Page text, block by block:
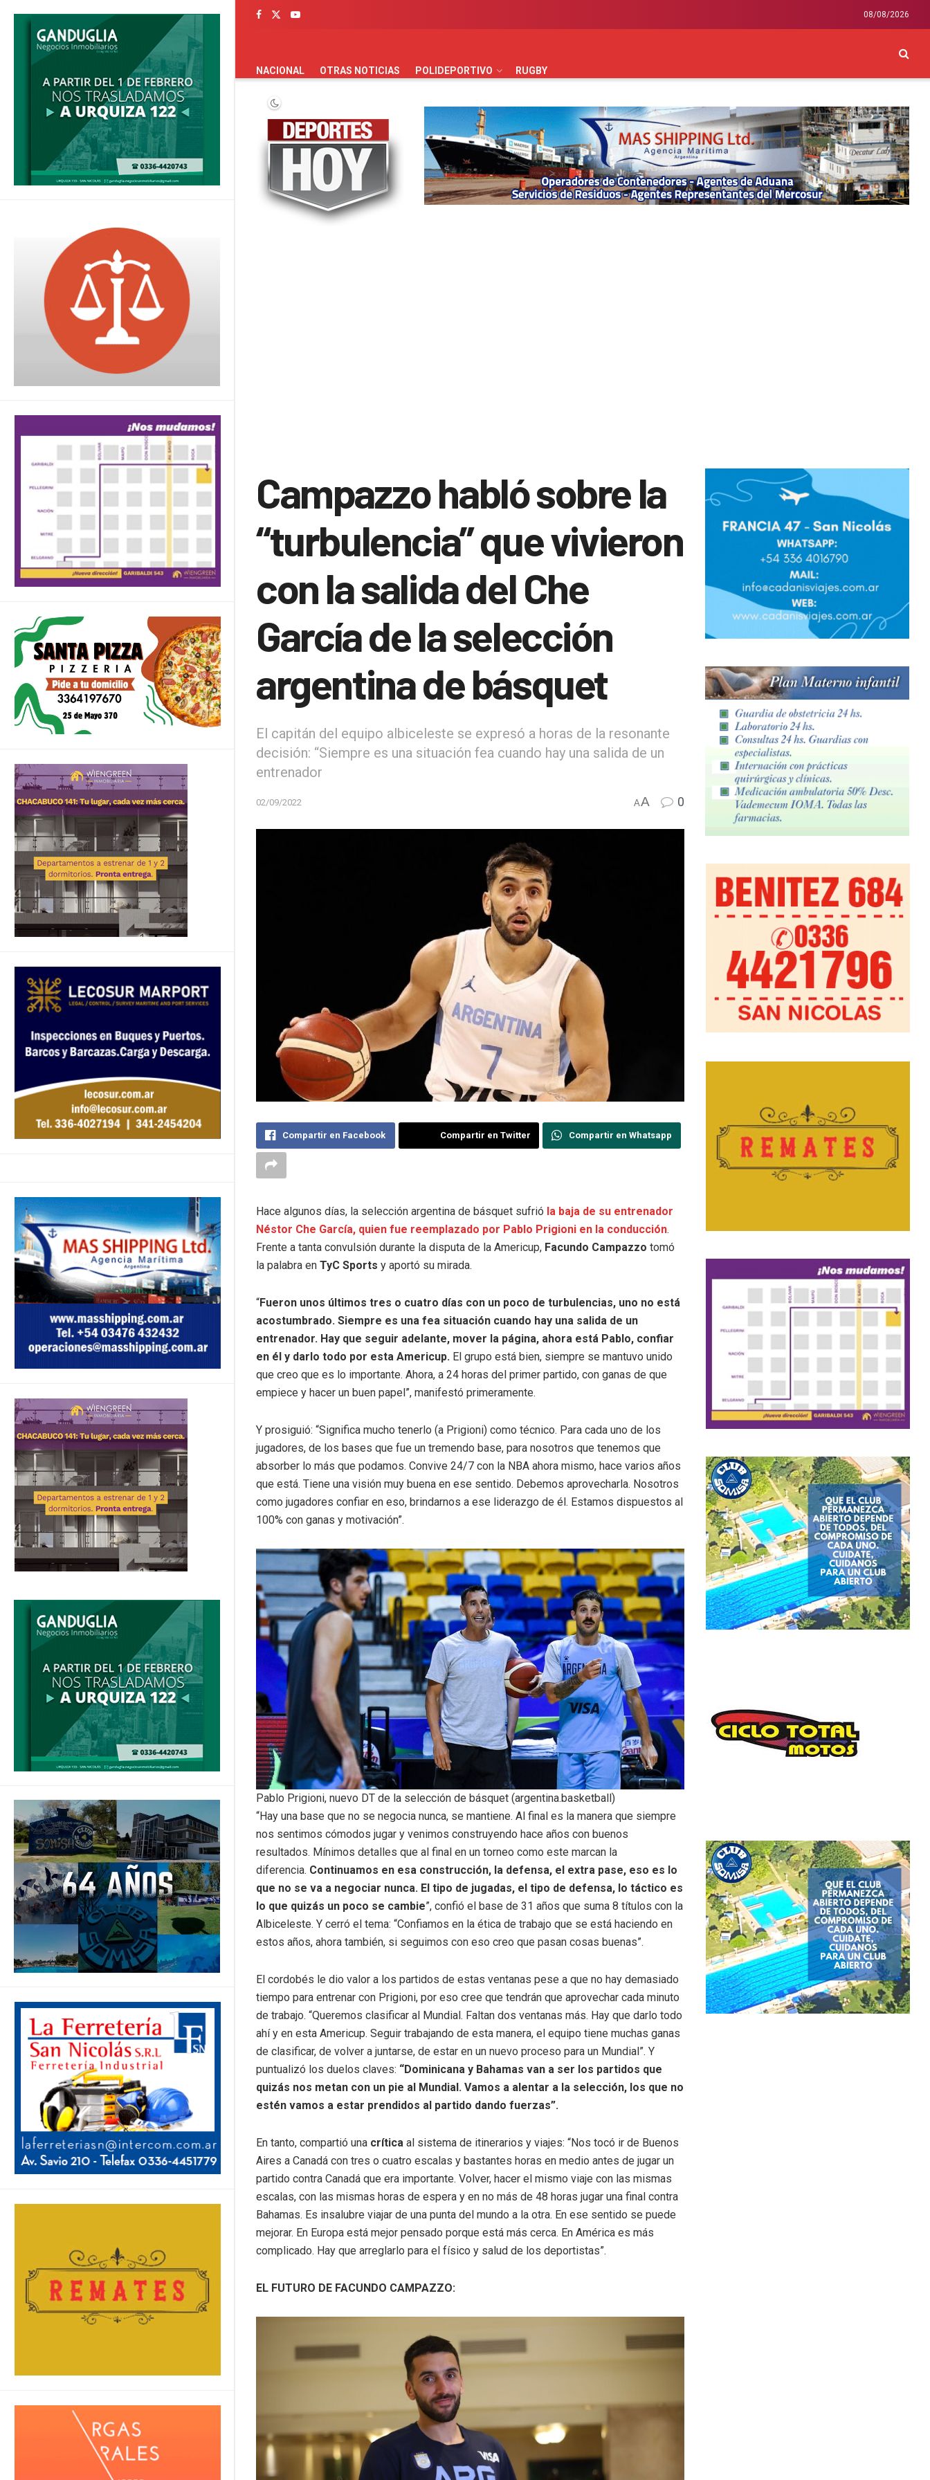
08/08/2026
PORTADA
NACIONAL OTRAS NOTICIAS POLIDEPORTIVO RUGBY
Campazzo habló sobre la
“turbulencia” que vivieron
con la salida del Che
García de la selección
argentina de básquet
El capitán del equipo albiceleste se expresó a horas de la resonante
decisión: “Siempre es una situación fea cuando hay una salida de un
entrenador
02/09/2022 AA 0
Compartir en Facebook Compartir en Twitter Compartir en Whatsapp
Hace algunos días, la selección argentina de básquet sufrió la baja de su entrenador
Néstor Che García, quien fue reemplazado por Pablo Prigioni en la conducción.
Frente a tanta convulsión durante la disputa de la Americup, Facundo Campazzo tomó
la palabra en TyC Sports y aportó su mirada.
“Fueron unos últimos tres o cuatro días con un poco de turbulencias, uno no está
acostumbrado. Siempre es una fea situación cuando hay una salida de un
entrenador. Hay que seguir adelante, mover la página, ahora está Pablo, confiar
en él y darlo todo por esta Americup. El grupo está bien, siempre se mantuvo unido
que creo que es lo importante. Ahora, a 24 horas del primer partido, con ganas de que
empiece y hacer un buen papel”, manifestó primeramente.
Y prosiguió: “Significa mucho tenerlo (a Prigioni) como técnico. Para cada uno de los
jugadores, de los bases que fue un tremendo base, para nosotros que tenemos que
absorber lo más que podamos. Convive 24/7 con la NBA ahora mismo, hace varios años
que está. Tiene una visión muy buena en ese sentido. Debemos aprovecharla. Nosotros
como jugadores confiar en eso, brindarnos a ese liderazgo de él. Estamos dispuestos al
100% con ganas y motivación”.
Pablo Prigioni, nuevo DT de la selección de básquet (argentina.basketball)
“Hay una base que no se negocia nunca, se mantiene. Al final es la manera que siempre
nos sentimos cómodos jugar y venimos construyendo hace años con buenos
resultados. Mínimos detalles que al final en un torneo como este marcan la
diferencia. Continuamos en esa construcción, la defensa, el extra pase, eso es lo
que no se va a negociar nunca. El tipo de jugadas, el tipo de defensa, lo táctico es
lo que quizás un poco se cambie”, confió el base de 31 años que suma 8 títulos con la
Albiceleste. Y cerró el tema: “Confiamos en la ética de trabajo que se está haciendo en
estos años, ahora también, si seguimos con eso creo que pasan cosas buenas”.
El cordobés le dio valor a los partidos de estas ventanas pese a que no hay demasiado
tiempo para entrenar con Prigioni, por eso cree que tendrán que aprovechar cada minuto
de trabajo. “Queremos clasificar al Mundial. Faltan dos ventanas más. Hay que darlo todo
ahí y en esta Americup. Seguir trabajando de esta manera, el equipo tiene muchas ganas
de clasificar, de volver a juntarse, de estar en un nuevo proceso para un Mundial”. Y
puntualizó los duelos claves: “Dominicana y Bahamas van a ser los partidos que
quizás nos metan con un pie al Mundial. Vamos a alentar a la selección, los que no
estén vamos a estar prendidos al partido dando fuerzas”.
En tanto, compartió una crítica al sistema de itinerarios y viajes: “Nos tocó ir de Buenos
Aires a Canadá con tres o cuatro escalas y bastantes horas en medio antes de jugar un
partido contra Canadá que era importante. Volver, hacer el mismo viaje con las mismas
escalas, con las mismas horas de espera y en no más de 48 horas jugar una final contra
Bahamas. Es insalubre viajar de una punta del mundo a la otra. En ese sentido se puede
mejorar. En Europa está mejor pensado porque está más cerca. En América es más
complicado. Hay que arreglarlo para el físico y salud de los deportistas”.
EL FUTURO DE FACUNDO CAMPAZZO: